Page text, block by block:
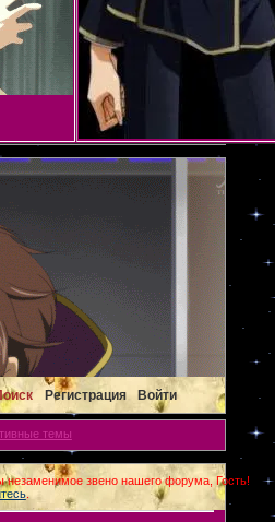
Регистрация Войти
темы
незаменимое звено нашего форума, Гость!
.